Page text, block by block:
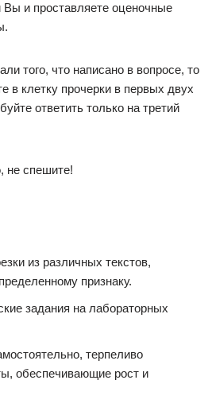
Вы и проставляете оценочные
того, что написано в вопросе, то
в клетку прочерки в первых двух
ответить только на третий
не спешите!
из различных текстов,
признаку.
задания на лабораторных
терпеливо
обеспечивающие рост и